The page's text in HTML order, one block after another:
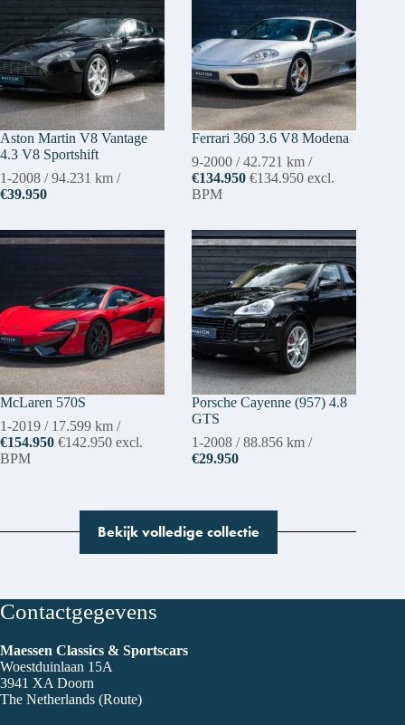
Aston Martin V8 Vantage
4.3 V8 Sportshift
1-2008 /94.231 km /
€39.950
Ferrari 360 3.6 V8 Modena
9-2000 /42.721 km /
€134.950 €134.950 excl.
BPM
McLaren 570S
1-2019 / 17.599 km /
€154.950 €142.950 excl.
BPM
Porsche Cayenne (957) 4.8
GTS
1-2008 /88.856 km /
€29.950
Bekijk volledige collectie
Contactgegevens
Maessen Classics & Sportscars
Woestduinlaan 15A
3941 XA Doorn
The Netherlands (Route)